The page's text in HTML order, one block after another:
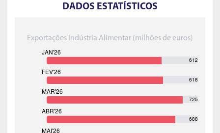
DADOS ESTATÍSTICOS
Exportações Indústria Alimentar (milhões de euros)
612
618
725
688